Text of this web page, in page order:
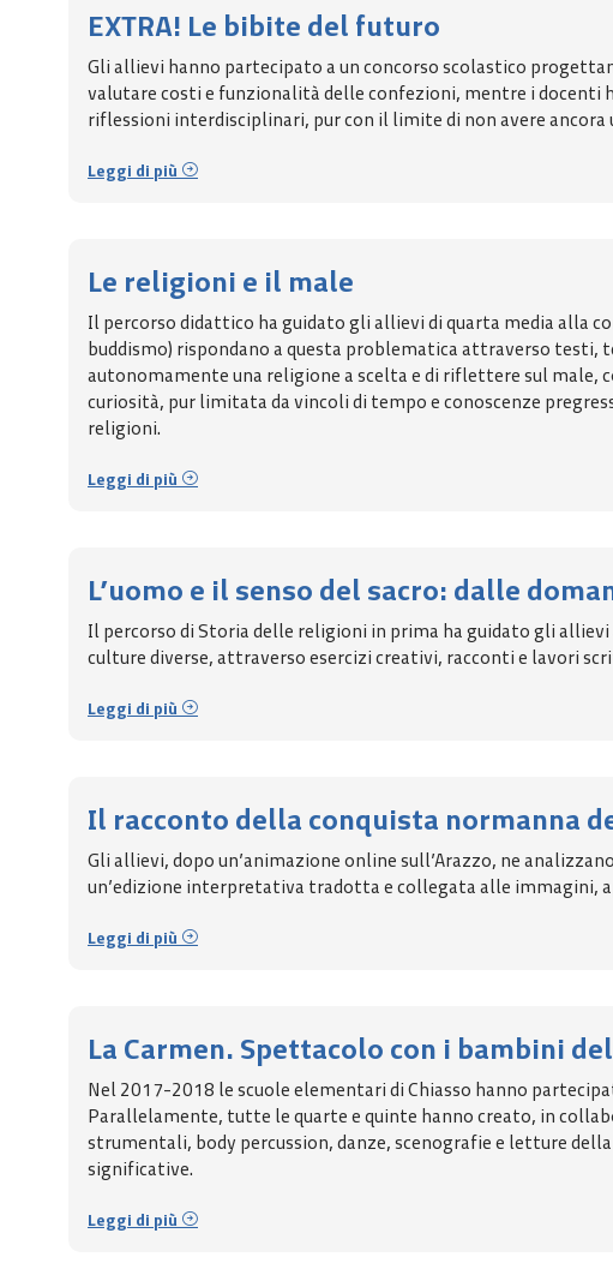
EXTRA! Le bibite del futuro
Gli allievi hanno partecipato a un concorso scolastico
valutare costi e funzionalità delle confezioni, mentre i docenti
riflessioni interdisciplinari, pur con il limite di non avere ancora
Leggi di più
Le religioni e il male
Il percorso didattico ha guidato gli allievi di quarta media alla
buddismo) rispondano a questa problematica attraverso
autonomamente una religione a scelta e di riflettere sul male,
curiosità, pur limitata da vincoli di tempo e conoscenze
religioni.
Leggi di più
L’uomo e il senso del sacro: dalle
Il percorso di Storia delle religioni in prima ha guidato gli
culture diverse, attraverso esercizi creativi, racconti e lavori
Leggi di più
Il racconto della conquista normanna
Gli allievi, dopo un’animazione online sull’Arazzo, ne
un’edizione interpretativa tradotta e collegata alle immagini,
Leggi di più
La Carmen. Spettacolo con i bambini
Nel 2017-2018 le scuole elementari di Chiasso hanno
Parallelamente, tutte le quarte e quinte hanno creato, in
strumentali, body percussion, danze, scenografie e letture
significative.
Leggi di più